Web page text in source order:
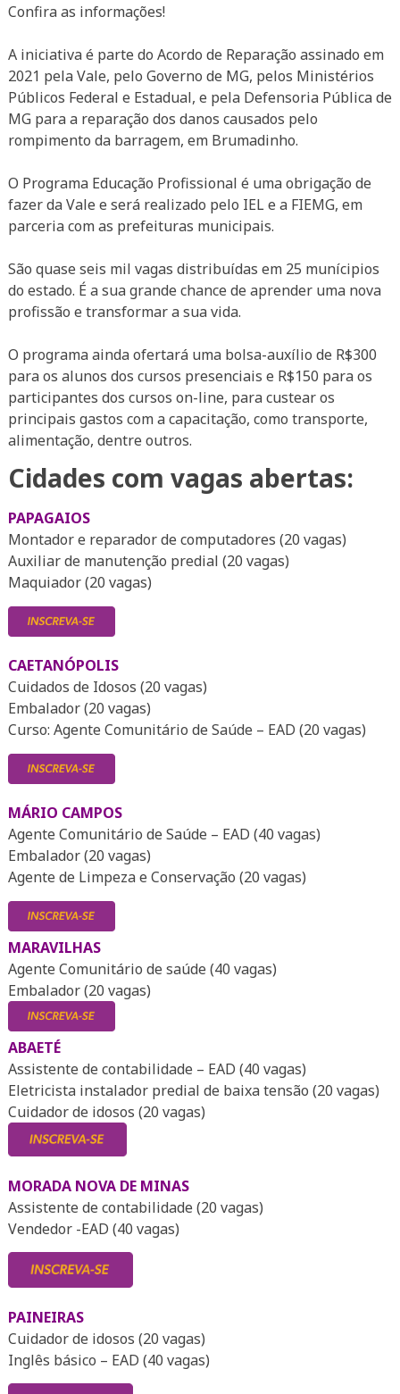
Confira as informações!
A iniciativa é parte do Acordo de Reparação assinado em
2021 pela Vale, pelo Governo de MG, pelos Ministérios
Públicos Federal e Estadual, e pela Defensoria Pública de
MG para a reparação dos danos causados pelo
rompimento da barragem, em Brumadinho.
O Programa Educação Profissional é uma obrigação de
fazer da Vale e será realizado pelo IEL e a FIEMG, em
parceria com as prefeituras municipais.
São quase seis mil vagas distribuídas em 25 munícipios
do estado. É a sua grande chance de aprender uma nova
profissão e transformar a sua vida.
O programa ainda ofertará uma bolsa-auxílio de R$300
para os alunos dos cursos presenciais e R$150 para os
participantes dos cursos on-line, para custear os
principais gastos com a capacitação, como transporte,
alimentação, dentre outros.
Cidades com vagas abertas:
PAPAGAIOS
Montador e reparador de computadores (20 vagas)
Auxiliar de manutenção predial (20 vagas)
Maquiador (20 vagas)
CAETANÓPOLIS
Cuidados de Idosos (20 vagas)
Embalador (20 vagas)
Curso: Agente Comunitário de Saúde – EAD (20 vagas)
MÁRIO CAMPOS
Agente Comunitário de Saúde – EAD (40 vagas)
Embalador (20 vagas)
Agente de Limpeza e Conservação (20 vagas)
MARAVILHAS
Agente Comunitário de saúde (40 vagas)
Embalador (20 vagas)
ABAETÉ
Assistente de contabilidade – EAD (40 vagas)
Eletricista instalador predial de baixa tensão (20 vagas)
Cuidador de idosos (20 vagas)
MORADA NOVA DE MINAS
Assistente de contabilidade (20 vagas)
Vendedor -EAD (40 vagas)
PAINEIRAS
Cuidador de idosos (20 vagas)
Inglês básico – EAD (40 vagas)